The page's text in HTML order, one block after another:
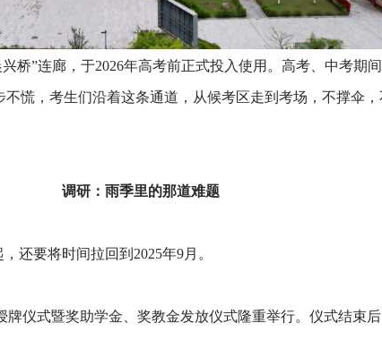
桥”连廊，于2026年高考前正式投入使用。高考、中考期
慌，考生们沿着这条通道，从候考区走到考场，不撑伞
调研：雨季里的那道难题
还要将时间拉回到2025年9月。
牌仪式暨奖助学金、奖教金发放仪式隆重举行。仪式结束